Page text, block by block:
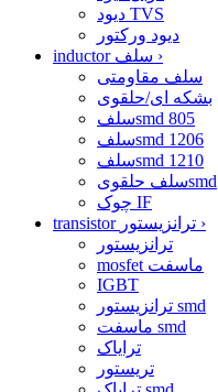
دیود TVS
دیود ورکتور
›
سلف مقاومتی
بشکه ای/حلقوی
سلفsmd 805
سلفsmd 1206
سلفsmd 1210
سلف حلقویsmd
چوک IF
›
ترانزیستور
mosfet ماسفت
IGBT
ترانزیستور smd
ماسفت smd
ترایاک
تریستور